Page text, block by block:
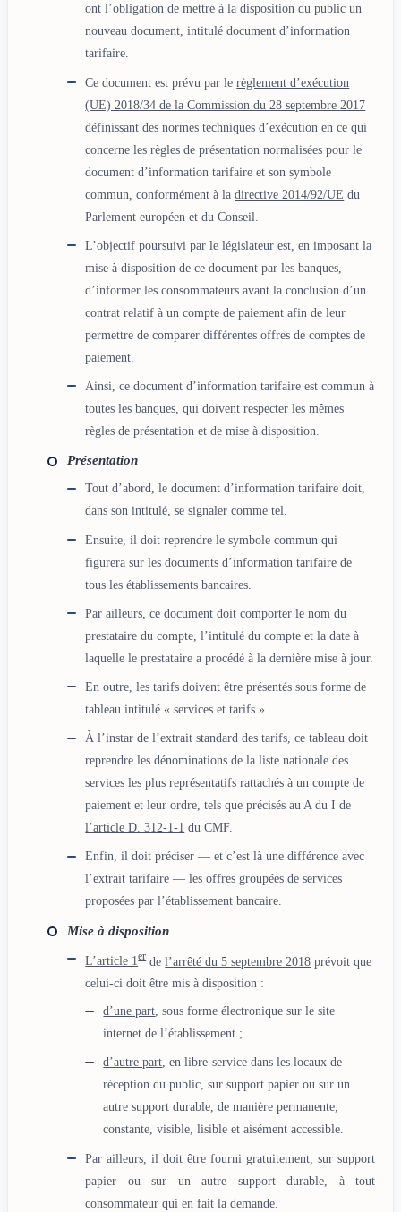
ont l’obligation de mettre à la disposition du public un
nouveau document, intitulé document d’information
tarifaire.
Ce document est prévu par lerèglement d’exécution
(UE) 2018/34 de la Commission du 28 septembre 2017
définissant des normes techniques d’exécution en ce qui
concerne les règles de présentation normalisées pour le
document d’information tarifaire et son symbole
commun, conformément à ladirective 2014/92/UE du
Parlement européen et du Conseil.
L’objectif poursuivi par le législateur est, en imposant la
mise à disposition de ce document par les banques,
d’informer les consommateurs avant la conclusion d’un
contrat relatif à un compte de paiement afin de leur
permettre de comparer différentes offres de comptes de
paiement.
Ainsi, ce document d’information tarifaire est commun à
toutes les banques, qui doivent respecter les mêmes
règles de présentation et de mise à disposition.
Présentation
Tout d’abord, le document d’information tarifaire doit,
dans son intitulé, se signaler comme tel.
Ensuite, il doit reprendre le symbole commun qui
figurera sur les documents d’information tarifaire de
tous les établissements bancaires.
Par ailleurs, ce document doit comporter le nom du
prestataire du compte, l’intitulé du compte et la date à
laquelle le prestataire a procédé à la dernière mise à jour.
En outre, les tarifs doivent être présentés sous forme de
tableau intitulé « services et tarifs ».
À l’instar de l’extrait standard des tarifs, ce tableau doit
reprendre les dénominations de la liste nationale des
services les plus représentatifs rattachés à un compte de
paiement et leur ordre, tels que précisés au A du I de
l’article D. 312-1-1 du CMF.
Enfin, il doit préciser — et c’est là une différence avec
l’extrait tarifaire — les offres groupées de services
proposées par l’établissement bancaire.
Mise à disposition
L’article 1erdel’arrêté du 5 septembre 2018 prévoit que
celui-ci doit être mis à disposition :
d’une part, sous forme électronique sur le site
internet de l’établissement ;
d’autre part, en libre-service dans les locaux de
réception du public, sur support papier ou sur un
autre support durable, de manière permanente,
constante, visible, lisible et aisément accessible.
Par ailleurs, il doit être fourni gratuitement, sur support
papier ou sur un autre support durable, à tout
consommateur qui en fait la demande.